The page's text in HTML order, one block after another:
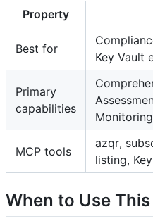
Property
Best for
Key Vault
Primary
capabilities
Monitoring
MCP tools
azqr,
listing,
When to Use